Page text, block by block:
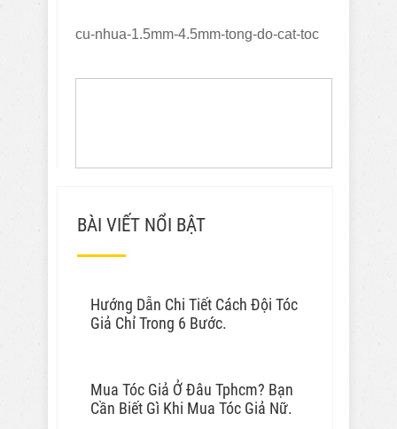
cu-nhua-1.5mm-4.5mm-tong-do-cat-toc
BÀI VIẾT NỔI BẬT
Hướng Dẫn Chi Tiết Cách Đội Tóc
Giả Chỉ Trong 6 Bước.
Mua Tóc Giả Ở Đâu Tphcm? Bạn
Cần Biết Gì Khi Mua Tóc Giả Nữ.